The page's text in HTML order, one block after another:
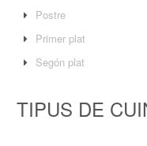
Postre
Primer plat
Segón plat
TIPUS DE